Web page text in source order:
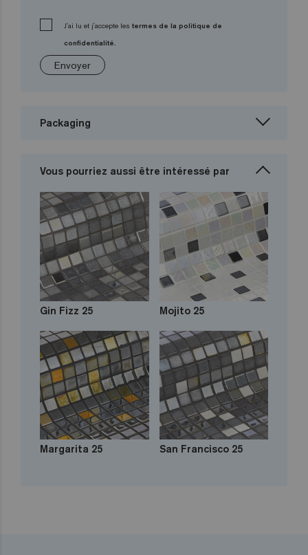
J'ai lu et j'accepte les termes de la politique de
confidentialité.
Envoyer
Packaging
Vous pourriez aussi être intéressé par
Gin Fizz 25 Mojito 25
Margarita 25 San Francisco 25